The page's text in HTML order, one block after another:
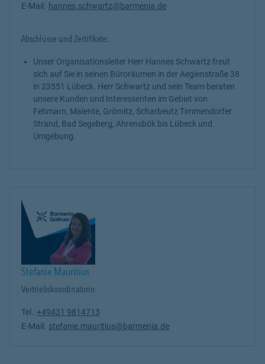
E-Mail: hannes.schwartz@barmenia.de
Abschlüsse und Zertifikate:
Unser Organisationsleiter Herr Hannes Schwartz freut
sich auf Sie in seinen Büroräumen in der Aegienstraße 38
in 23551 Lübeck. Herr Schwartz und sein Team beraten
unsere Kunden und Interessenten im Gebiet von
Fehmarn, Malente, Grömitz, Scharbeutz Timmendorfer
Strand, Bad Segeberg, Ahrensbök bis Lübeck und
Umgebung.
Stefanie Mauritius
Vertriebskoordinatorin
Tel.:+49431 9814713
E-Mail: stefanie.mauritius@barmenia.de